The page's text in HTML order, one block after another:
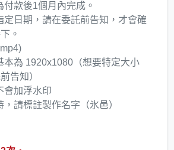
付款後1個月內完成。
定日期，請在委託前告知，才會確
。​
本為 1920x1080（想要特定大小
告知）
會加浮水印
，請標註製作名字（氷邑）